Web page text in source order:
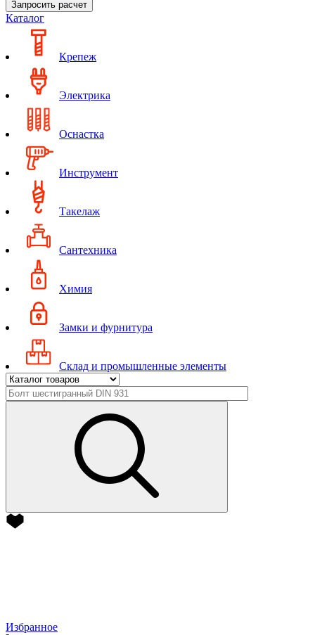
Запросить расчет
Каталог
Крепеж
Электрика
Оснастка
Инструмент
Такелаж
Сантехника
Химия
Замки и фурнитура
Склад и промышленные элементы
Избранное